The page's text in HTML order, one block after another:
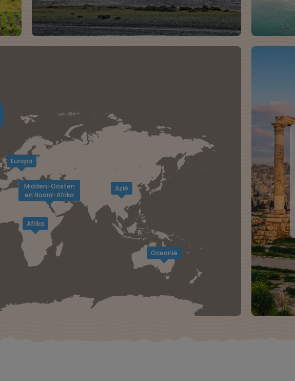
Azië
Afrika
Midden-Oosten
en Noord-Afrika
Europa
Oceanië